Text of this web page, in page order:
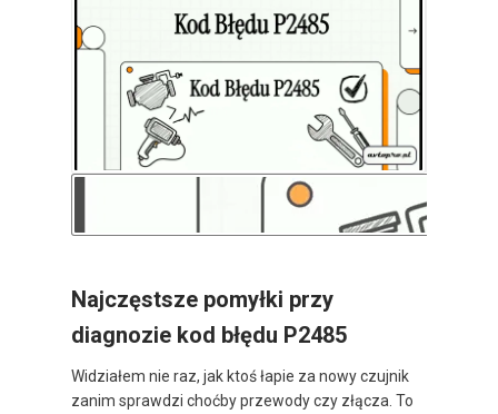
Najczęstsze pomyłki przy
diagnozie kod błędu P2485
Widziałem nie raz, jak ktoś łapie za nowy czujnik
zanim sprawdzi choćby przewody czy złącza. To